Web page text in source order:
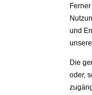
und
Die
oder,